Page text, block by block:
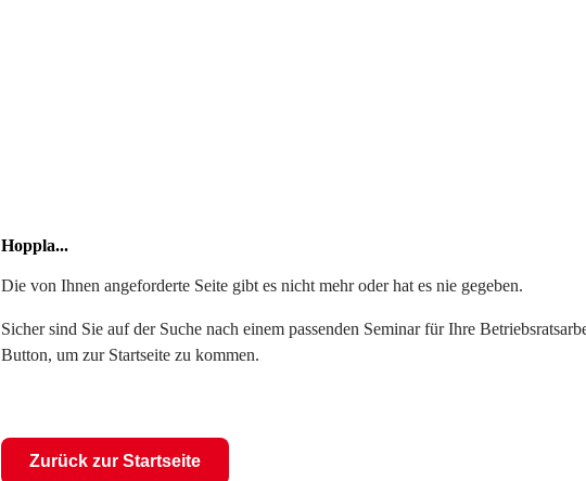
Hoppla...
Die von Ihnen angeforderte Seite gibt es nicht mehr oder hat es nie gegeben.
Sicher sind Sie auf der Suche nach einem passenden Seminar für Ihre
Button, um zur Startseite zu kommen.
Zurück zur Startseite